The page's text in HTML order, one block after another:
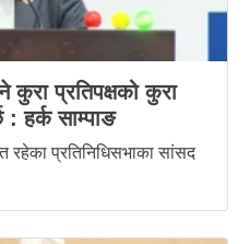
प्रतिपक्षको कुरा
: हर्क साम्पाङ
रहेका प्रतिनिधिसभाका सांसद